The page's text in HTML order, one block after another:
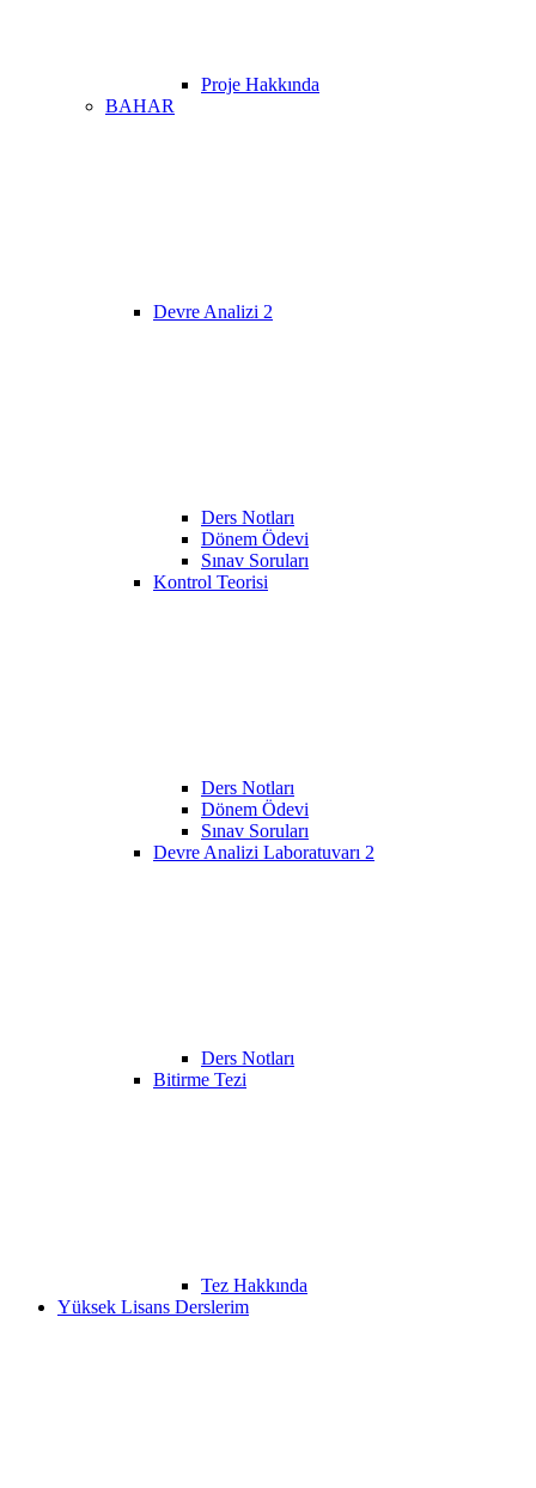
Proje Hakkında
BAHAR
Devre Analizi 2
Ders Notları
Dönem Ödevi
Sınav Soruları
Kontrol Teorisi
Ders Notları
Dönem Ödevi
Sınav Soruları
Devre Analizi Laboratuvarı 2
Ders Notları
Bitirme Tezi
Tez Hakkında
Yüksek Lisans Derslerim